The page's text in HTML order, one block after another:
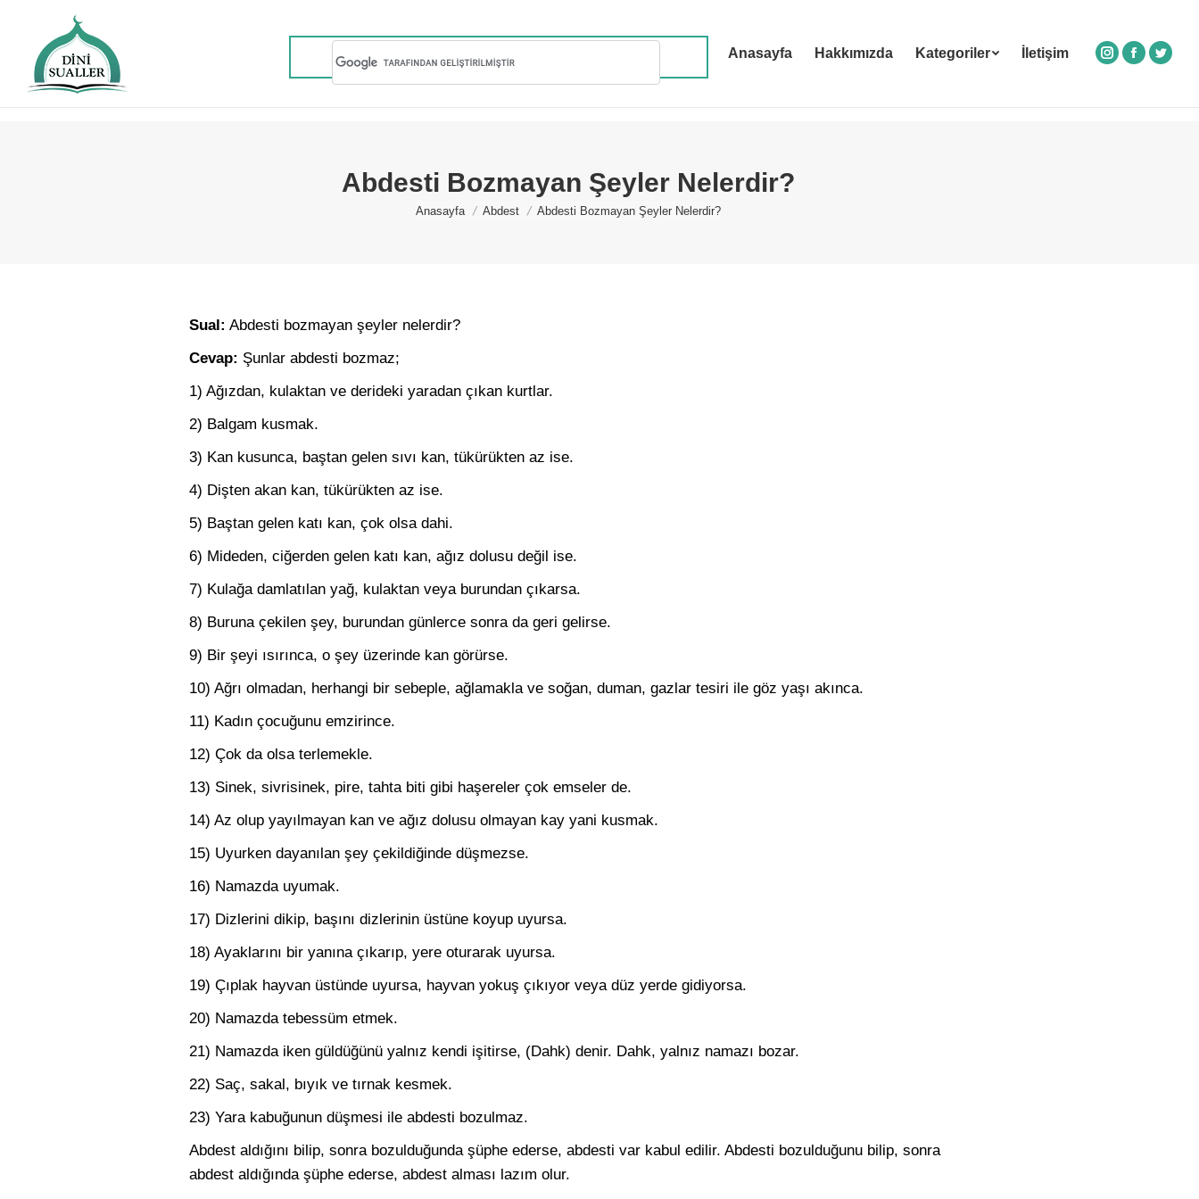
Anasayfa Hakkımızda Kategoriler İletişim
Instagram
Facebook
Abdesti Bozmayan Şeyler Nelerdir?
You are here:
Anasayfa Abdest Abdesti Bozmayan Şeyler Nelerdir?
Sual: Abdesti bozmayan şeyler nelerdir?
Cevap: Şunlar abdesti bozmaz;
1) Ağızdan, kulaktan ve derideki yaradan çıkan kurtlar.
2) Balgam kusmak.
3) Kan kusunca, baştan gelen sıvı kan, tükürükten az ise.
4) Dişten akan kan, tükürükten az ise.
5) Baştan gelen katı kan, çok olsa dahi.
6) Mideden, ciğerden gelen katı kan, ağız dolusu değil ise.
7) Kulağa damlatılan yağ, kulaktan veya burundan çıkarsa.
8) Buruna çekilen şey, burundan günlerce sonra da geri gelirse.
9) Bir şeyi ısırınca, o şey üzerinde kan görürse.
10) Ağrı olmadan, herhangi bir sebeple, ağlamakla ve soğan, duman, gazlar tesiri ile göz yaşı akınca.
11) Kadın çocuğunu emzirince.
12) Çok da olsa terlemekle.
13) Sinek, sivrisinek, pire, tahta biti gibi haşereler çok emseler de.
14) Az olup yayılmayan kan ve ağız dolusu olmayan kay yani kusmak.
15) Uyurken dayanılan şey çekildiğinde düşmezse.
16) Namazda uyumak.
17) Dizlerini dikip, başını dizlerinin üstüne koyup uyursa.
18) Ayaklarını bir yanına çıkarıp, yere oturarak uyursa.
19) Çıplak hayvan üstünde uyursa, hayvan yokuş çıkıyor veya düz yerde gidiyorsa.
20) Namazda tebessüm etmek.
21) Namazda iken güldüğünü yalnız kendi işitirse, (Dahk) denir. Dahk, yalnız namazı bozar.
22) Saç, sakal, bıyık ve tırnak kesmek.
23) Yara kabuğunun düşmesi ile abdesti bozulmaz.
Abdest aldığını bilip, sonra bozulduğunda şüphe ederse, abdesti var kabul edilir. Abdesti bozulduğunu bilip, sonra
abdest aldığında şüphe ederse, abdest alması lazım olur.